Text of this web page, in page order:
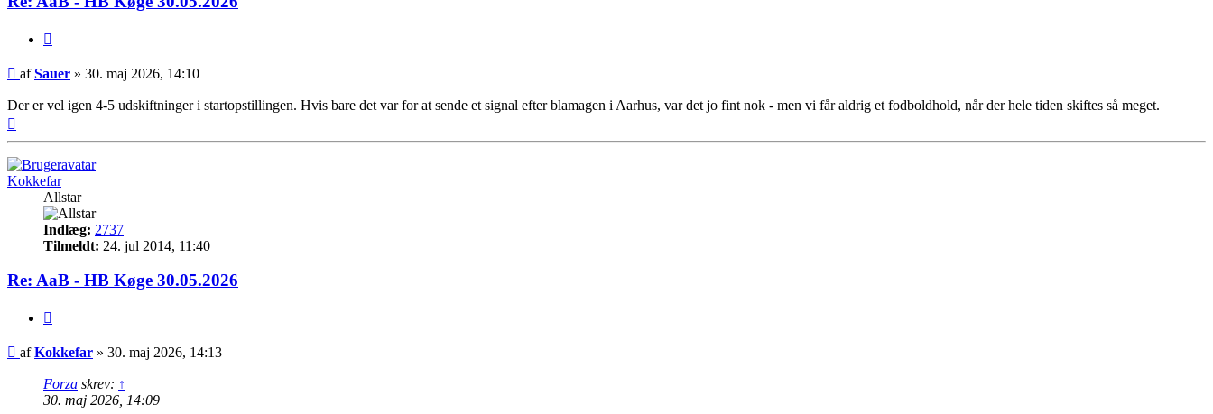
Indlæg
afSauer » 30. maj 2026, 14:10
Der er vel igen 4-5 udskiftninger i startopstillingen. Hvis bare det var for at sende et signal efter blamagen i Aarhus, var det jo fint nok - men vi får aldrig et fodboldhold, når der hele tiden skiftes så meget.
Kokkefar
Allstar
Indlæg: 2737
Tilmeldt: 24. jul 2014, 11:40
Re: AaB - HB Køge 30.05.2026
Indlæg
afKokkefar » 30. maj 2026, 14:13
Forza skrev: ↑
30. maj 2026, 14:09